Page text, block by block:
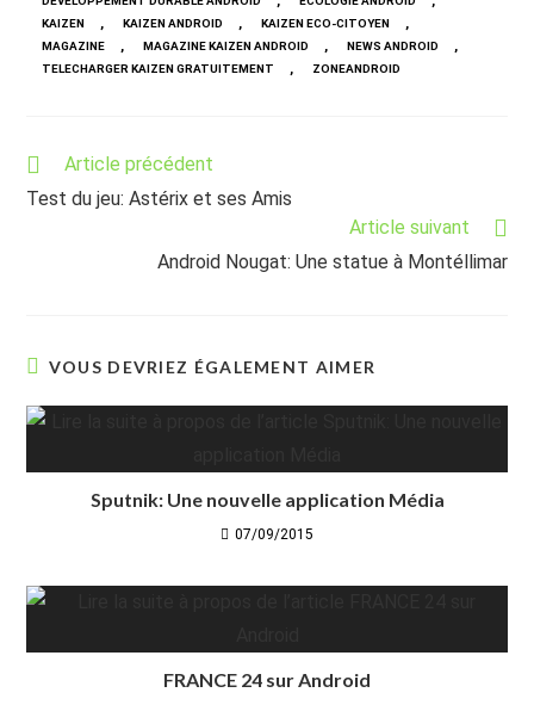
KAIZEN , KAIZEN ANDROID , KAIZEN ECO-CITOYEN ,
MAGAZINE , MAGAZINE KAIZEN ANDROID , NEWS ANDROID ,
TELECHARGER KAIZEN GRATUITEMENT , ZONEANDROID
Read
articles
Article précédent
Test du jeu: Astérix et ses Amis
Article suivant
Android Nougat: Une statue à Montéllimar
VOUS DEVRIEZ ÉGALEMENT AIMER
Sputnik: Une nouvelle application Média
07/09/2015
FRANCE 24 sur Android